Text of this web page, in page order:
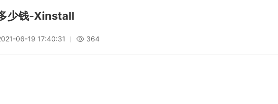
少钱-Xinstall
06-19 17:40:31 364